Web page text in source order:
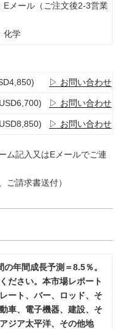
Eメール（ご注文後2-3営業
化学
▷ お問い合わせ
▷ お問い合わせ
▷ お問い合わせ
ム記入又はEメールでご連
ご請求書送付）
年間成長予測＝8.5％。
ださい。本市場レポート
ート、バー、ロッド、そ
車、電子機器、建設、そ
ジア太平洋、その他地